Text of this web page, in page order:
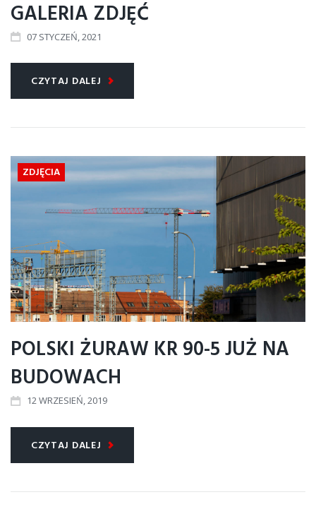
GALERIA ZDJĘĆ
07STYCZEŃ , 2021
CZYTAJ DALEJ
ZDJĘCIA
POLSKI ŻURAW KR 90-5 JUŻ NA
BUDOWACH
12WRZESIEŃ, 2019
CZYTAJ DALEJ